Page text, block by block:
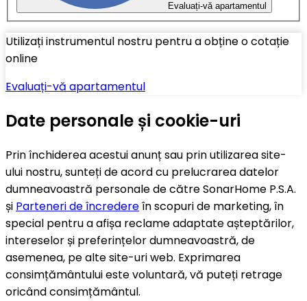
Evaluați-vă apartamentul
Utilizați instrumentul nostru pentru a obține o cotație
online
Evaluați-vă apartamentul
Date personale și cookie-uri
Prin închiderea acestui anunț sau prin utilizarea site-
ului nostru, sunteți de acord cu prelucrarea datelor
dumneavoastră personale de către SonarHome P.S.A.
și Parteneri de încredereîn scopuri de marketing, în
special pentru a afișa reclame adaptate așteptărilor,
intereselor și preferințelor dumneavoastră, de
asemenea, pe alte site-uri web. Exprimarea
consimțământului este voluntară, vă puteți retrage
oricând consimțământul.